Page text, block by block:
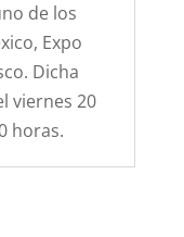
de los
Expo
Dicha
viernes 20
horas.